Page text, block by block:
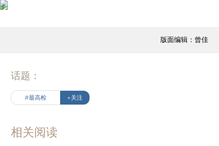
版面编辑：曾佳
话题：
#最高检 +关注
相关阅读